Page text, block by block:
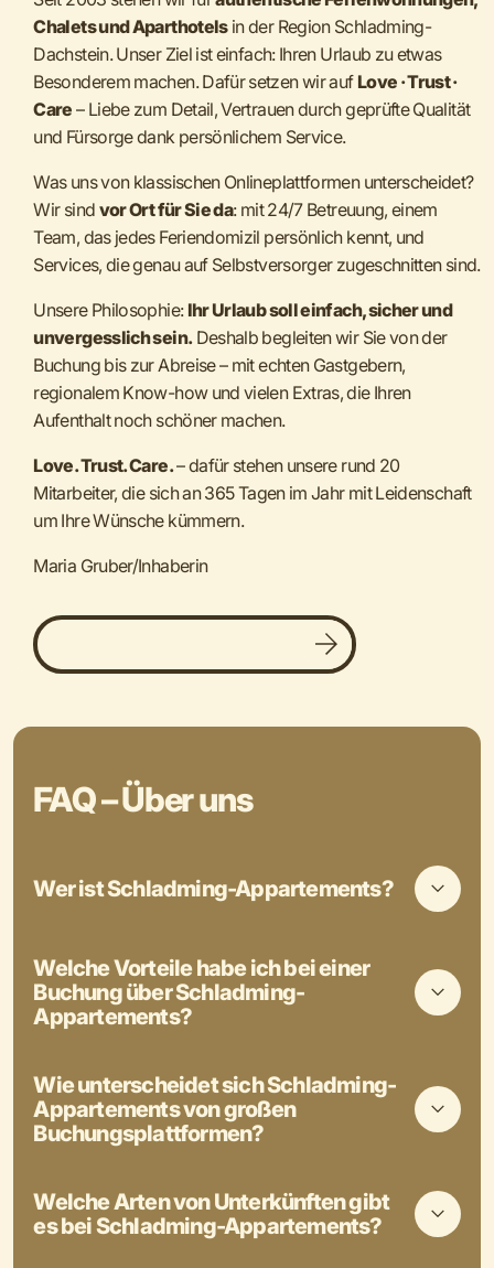
Chalets und Aparthotelsin der Region Schladming-
Dachstein. Unser Ziel ist einfach: Ihren Urlaub zu etwas
Besonderem machen. Dafür setzen wir auf Love · Trust ·
Care – Liebe zum Detail, Vertrauen durch geprüfte Qualität
und Fürsorge dank persönlichem Service.
Was uns von klassischen Onlineplattformen unterscheidet?
Wir sind vor Ort für Sie da: mit 24/7 Betreuung, einem
Team, das jedes Feriendomizil persönlich kennt, und
Services, die genau auf Selbstversorger zugeschnitten sind.
Unsere Philosophie: Ihr Urlaub soll einfach, sicher und
unvergesslich sein.Deshalb begleiten wir Sie von der
Buchung bis zur Abreise – mit echten Gastgebern,
regionalem Know-how und vielen Extras, die Ihren
Aufenthalt noch schöner machen.
Love. Trust. Care.– dafür stehen unsere rund 20
Mitarbeiter, die sich an 365 Tagen im Jahr mit Leidenschaft
um Ihre Wünsche kümmern.
Maria Gruber/Inhaberin
FAQ – Über uns
Wer ist Schladming-Appartements?
Welche Vorteile habe ich bei einer
Buchung über Schladming-
Appartements?
Wie unterscheidet sich Schladming-
Appartements von großen
Buchungsplattformen?
Welche Arten von Unterkünften gibt
es bei Schladming-Appartements?